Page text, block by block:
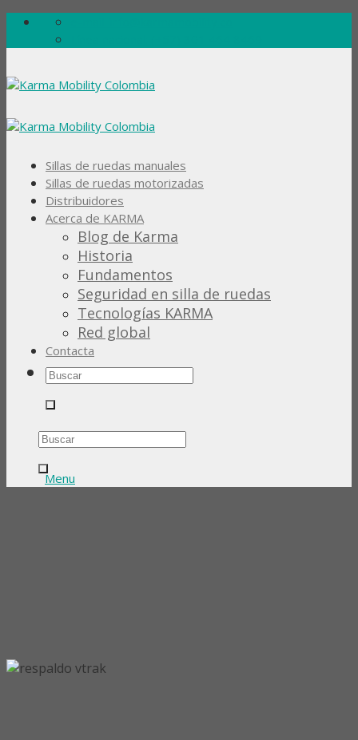
Skip
content
Sillas de ruedas manuales
Sillas de ruedas motorizadas
Distribuidores
Acerca de KARMA
Blog de Karma
Historia
Fundamentos
Seguridad en silla de ruedas
Tecnologías KARMA
Red global
Contacta
Buscar
por:
Buscar
por:
Menu